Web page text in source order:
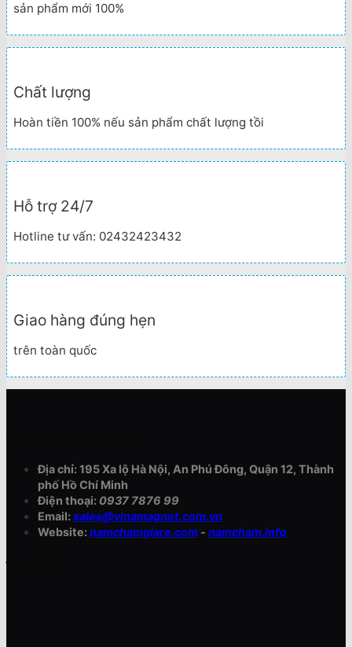
sản phẩm mới 100%
Chất lượng
Hoàn tiền 100% nếu sản phẩm chất lượng tồi
Hỗ trợ 24/7
Hotline tư vấn: 02432423432
Giao hàng đúng hẹn
trên toàn quốc
Địa chỉ: 195 Xa lộ Hà Nội, An Phú Đông, Quận 12, Thành
phố Hồ Chí Minh
Điện thoại: 0937 7876 99
Email:sales@vinamagnet.com.vn
Website:namchamgiare.com - namcham.info